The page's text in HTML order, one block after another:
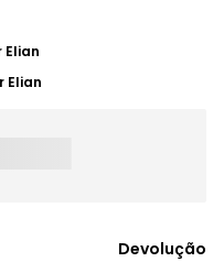
Elian
Elian
Devolução